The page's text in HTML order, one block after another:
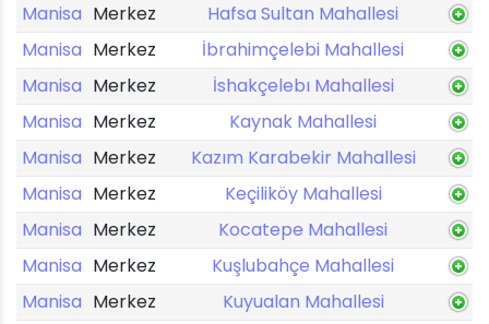
Manisa Merkez
Hafsa Sultan Mahallesi
Manisa Merkez
İbrahimçelebi Mahallesi
Manisa Merkez
İshakçelebı Mahallesi
Manisa Merkez
Kaynak Mahallesi
Manisa Merkez
Kazım Karabekir Mahallesi
Manisa Merkez
Keçiliköy Mahallesi
Manisa Merkez
Kocatepe Mahallesi
Manisa Merkez
Kuşlubahçe Mahallesi
Manisa Merkez
Kuyualan Mahallesi